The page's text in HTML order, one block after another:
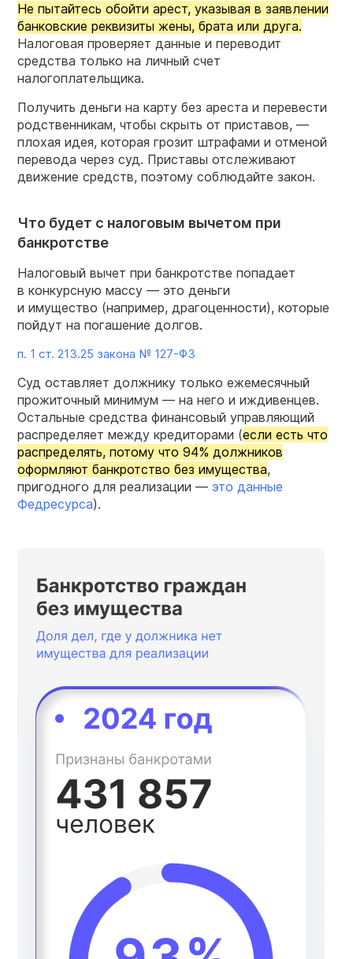
Не пытайтесь обойти арест, указывая в заявлении
банковские реквизиты жены, брата или друга.
Налоговая проверяет данные и переводит
средства только на личный счет
налогоплательщика.
Получить деньги на карту без ареста и перевести
родственникам, чтобы скрыть от приставов, —
плохая идея, которая грозит штрафами и отменой
перевода через суд. Приставы отслеживают
движение средств, поэтому соблюдайте закон.
Что будет с налоговым вычетом при
банкротстве
Налоговый вычет при банкротстве попадает
в конкурсную массу — это деньги
и имущество (например, драгоценности), которые
пойдут на погашение долгов.
п. 1 ст. 213.25 закона № 127-ФЗ
Суд оставляет должнику только ежемесячный
прожиточный минимум — на него и иждивенцев.
Остальные средства финансовый управляющий
распределяет между кредиторами (если есть что
распределять, потому что 94% должников
оформляют банкротство без имущества,
пригодного для реализации — это данные
Федресурса).